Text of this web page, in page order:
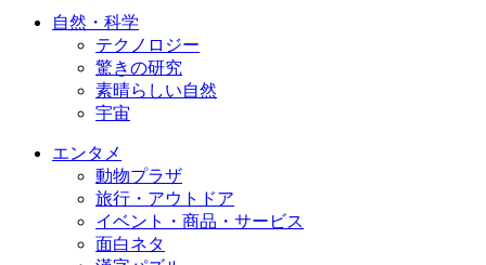
自然・科学
テクノロジー
驚きの研究
素晴らしい自然
宇宙
エンタメ
動物プラザ
旅行・アウトドア
イベント・商品・サービス
面白ネタ